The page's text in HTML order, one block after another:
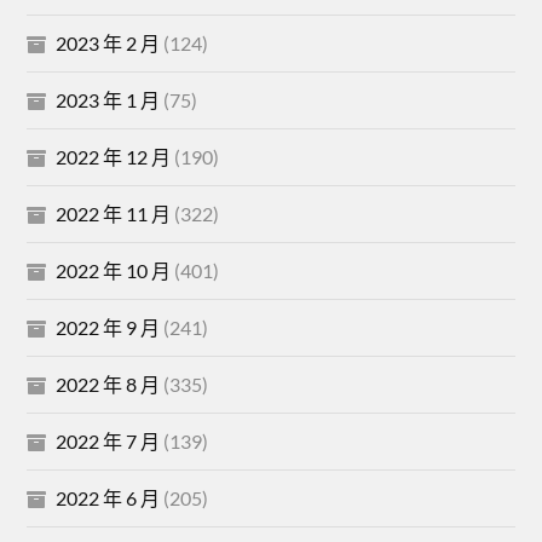
2023 年 2 月 (124)
2023 年 1 月 (75)
2022 年 12 月 (190)
2022 年 11 月 (322)
2022 年 10 月 (401)
2022 年 9 月 (241)
2022 年 8 月 (335)
2022 年 7 月 (139)
2022 年 6 月 (205)